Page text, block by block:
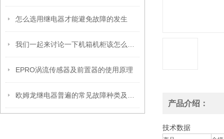
怎么选用继电器才能避免故障的发生
EPRO涡流传感器及前置器的使用原理
产品介绍：
技术数据